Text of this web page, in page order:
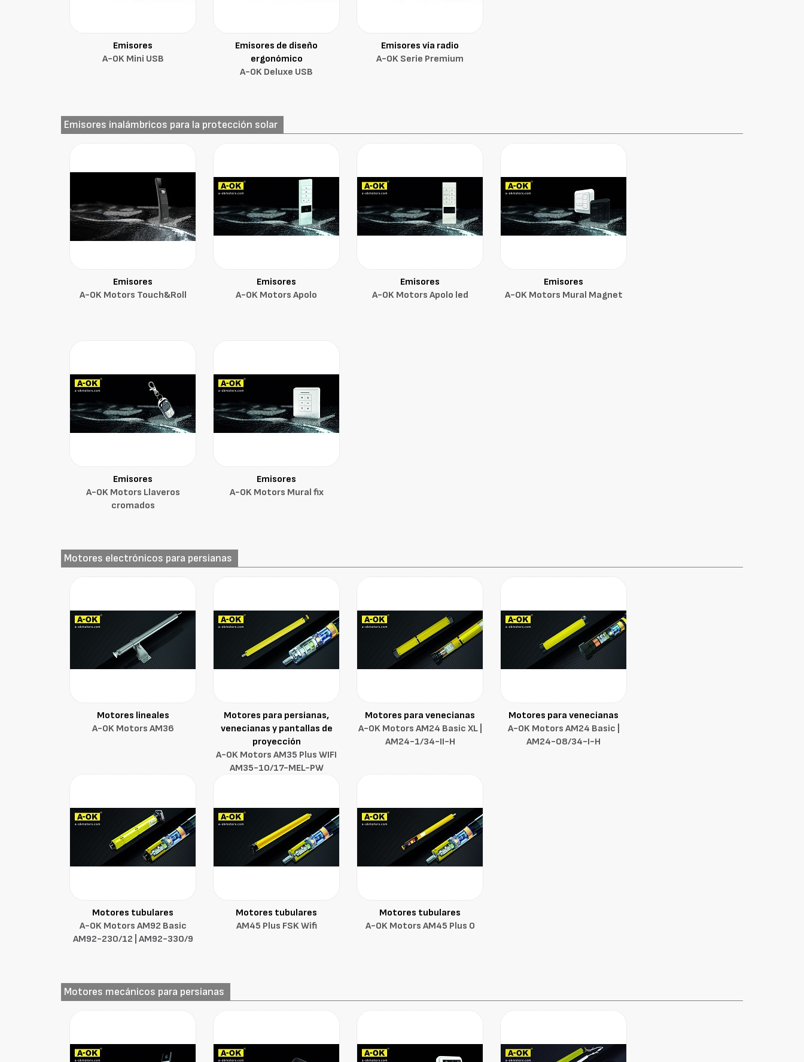
Emisores
A-OK Mini USB
Emisores de diseño
ergonómico
A-OK Deluxe USB
Emisores vía radio
A-OK Serie Premium
Emisores inalámbricos para la protección solar
Emisores
A-OK Motors Touch&Roll
Emisores
A-OK Motors Apolo
Emisores
A-OK Motors Apolo led
Emisores
A-OK Motors Mural Magnet
Emisores
A-OK Motors Llaveros
cromados
Emisores
A-OK Motors Mural fix
Motores electrónicos para persianas
Motores lineales
A-OK Motors AM36
Motores para persianas,
venecianas y pantallas de
proyección
A-OK Motors AM35 Plus WIFI
AM35-10/17-MEL-PW
Motores para venecianas
A-OK Motors AM24 Basic XL |
AM24-1/34-II-H
Motores para venecianas
A-OK Motors AM24 Basic |
AM24-08/34-I-H
Motores tubulares
A-OK Motors AM92 Basic
AM92-230/12 | AM92-330/9
Motores tubulares
AM45 Plus FSK Wifi
Motores tubulares
A-OK Motors AM45 Plus O
Motores mecánicos para persianas